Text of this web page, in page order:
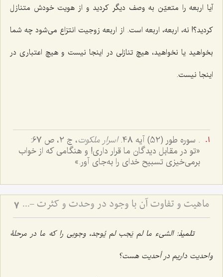
آیا اربعه را متعیّن به وصف دیگر کردید و از هویت خودش متنازل
کردید؟! نه، اربعه، اربعه است. از اربعه زوجیت انتزاع می‌شود چه شما
بخواهید یا نخواهید، هیچ تنازلی در اینجا نیست و هیچ اعتباری در
اینجا نیست.
. سوره طور (52) آیه 48. اسرار ملكوت، ج ‌2، ص 67:
«تو در مقابل دیدگان ما قرار داری! و هنگامی که از خواب
برمی‌خیزی تسبیح خدای را به‌جای آور.»
ماهیت و تفاوت آن با وجود در وحدت و کثرت - تحلیل جایگاه احدیت و واحدیت در هویت ذات باری‌تعالی 7
تلمیذ:الشیء ما لم یَجب لم یُوجد، وجوبی را که ما در مرحلۀ
واحدیت داریم در أحدیت هست؟